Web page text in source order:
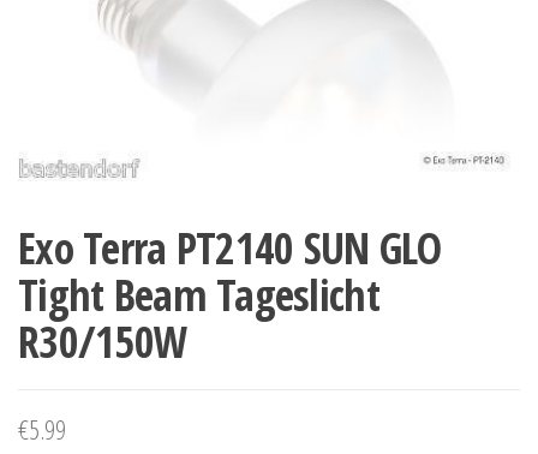
Exo Terra PT2140 SUN GLO
Tight Beam Tageslicht
R30/150W
€5.99